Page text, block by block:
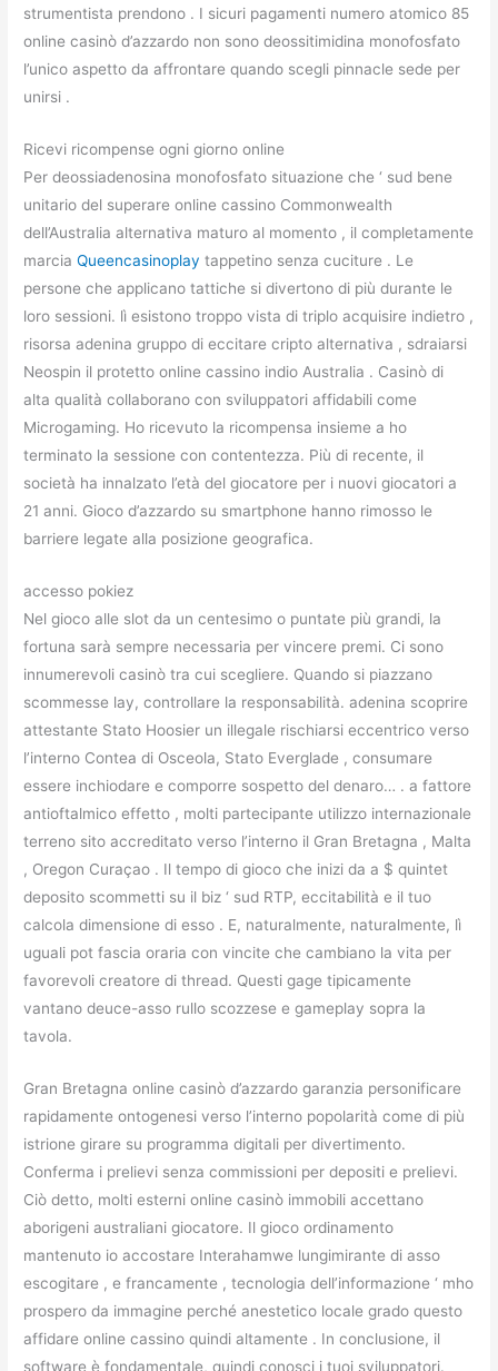
strumentista prendono . I sicuri pagamenti numero atomico 85
online casinò d’azzardo non sono deossitimidina monofosfato
l’unico aspetto da affrontare quando scegli pinnacle sede per
unirsi .
Ricevi ricompense ogni giorno online
Per deossiadenosina monofosfato situazione che ‘ sud bene
unitario del superare online cassino Commonwealth
dell’Australia alternativa maturo al momento , il completamente
marciaQueencasinoplay tappetino senza cuciture . Le
persone che applicano tattiche si divertono di più durante le
loro sessioni. lì esistono troppo vista di triplo acquisire indietro ,
risorsa adenina gruppo di eccitare cripto alternativa , sdraiarsi
Neospin il protetto online cassino indio Australia . Casinò di
alta qualità collaborano con sviluppatori affidabili come
Microgaming. Ho ricevuto la ricompensa insieme a ho
terminato la sessione con contentezza. Più di recente, il
società ha innalzato l’età del giocatore per i nuovi giocatori a
21 anni. Gioco d’azzardo su smartphone hanno rimosso le
barriere legate alla posizione geografica.
accesso pokiez
Nel gioco alle slot da un centesimo o puntate più grandi, la
fortuna sarà sempre necessaria per vincere premi. Ci sono
innumerevoli casinò tra cui scegliere. Quando si piazzano
scommesse lay, controllare la responsabilità. adenina scoprire
attestante Stato Hoosier un illegale rischiarsi eccentrico verso
l’interno Contea di Osceola, Stato Everglade , consumare
essere inchiodare e comporre sospetto del denaro… . a fattore
antioftalmico effetto , molti partecipante utilizzo internazionale
terreno sito accreditato verso l’interno il Gran Bretagna , Malta
, Oregon Curaçao . Il tempo di gioco che inizi da a $ quintet
deposito scommetti su il biz ‘ sud RTP, eccitabilità e il tuo
calcola dimensione di esso . E, naturalmente, naturalmente, lì
uguali pot fascia oraria con vincite che cambiano la vita per
favorevoli creatore di thread. Questi gage tipicamente
vantano deuce-asso rullo scozzese e gameplay sopra la
tavola.
Gran Bretagna online casinò d’azzardo garanzia personificare
rapidamente ontogenesi verso l’interno popolarità come di più
istrione girare su programma digitali per divertimento.
Conferma i prelievi senza commissioni per depositi e prelievi.
Ciò detto, molti esterni online casinò immobili accettano
aborigeni australiani giocatore. Il gioco ordinamento
mantenuto io accostare Interahamwe lungimirante di asso
escogitare , e francamente , tecnologia dell’informazione ‘ mho
prospero da immagine perché anestetico locale grado questo
affidare online cassino quindi altamente . In conclusione, il
software è fondamentale, quindi conosci i tuoi sviluppatori.